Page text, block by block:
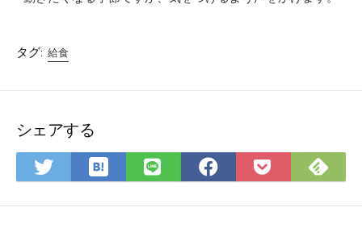
タグ: 給食
シェアする
Twitter
で
は
て
LINE
で
Facebook
で
Pocket
に
で